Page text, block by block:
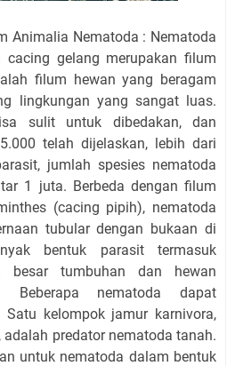
Animalia Nematoda : Nematoda
gelang merupakan filum
filum hewan yang beragam
lingkungan yang sangat luas.
sulit untuk dibedakan, dan
telah dijelaskan, lebih dari
jumlah spesies nematoda
1 juta. Berbeda dengan filum
(cacing pipih), nematoda
tubular dengan bukaan di
bentuk parasit termasuk
besar tumbuhan dan hewan
Beberapa nematoda dapat
Satu kelompok jamur karnivora,
predator nematoda tanah.
untuk nematoda dalam bentuk